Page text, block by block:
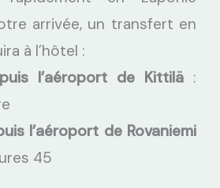
arrivée, un transfert en
à l’hôtel :
l’aéroport de Kittilä :
l’aéroport de Rovaniemi
45